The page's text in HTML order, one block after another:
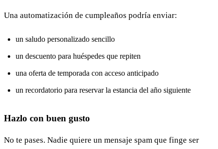
Una automatización de cumpleaños podría enviar:
un saludo personalizado sencillo
un descuento para huéspedes que repiten
una oferta de temporada con acceso anticipado
un recordatorio para reservar la estancia del año siguiente
Hazlo con buen gusto
No te pases. Nadie quiere un mensaje spam que finge ser